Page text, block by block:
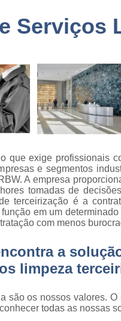
Empresas de
logística
monitoramento
Empresas de
paisagismo
Empresas de
recrutamento e
Empresas de
terceirização
Empresas de
terceirização de
limpezas
Gestões de
qualidade
Inspeção de
peça
Serviços
que exige profissionais
e segmentos
A empresa
tomadas de
terceirização é a
em um
com menos
a
limpeza
são os nossos valores.
todas as nossas